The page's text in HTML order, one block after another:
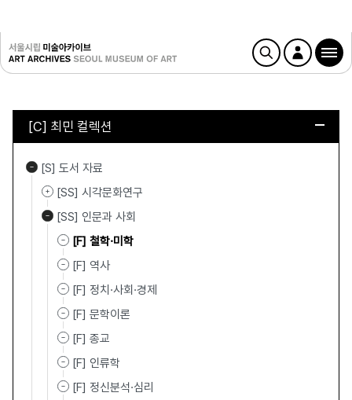
[C] 최민 컬렉션
[S] 도서 자료
[SS] 시각문화연구
[SS] 인문과 사회
[F] 철학·미학
[F] 역사
[F] 정치·사회·경제
[F] 문학이론
[F] 종교
[F] 인류학
[F] 정신분석·심리